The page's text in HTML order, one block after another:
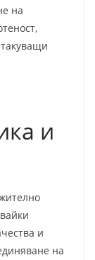
на
и
и
на